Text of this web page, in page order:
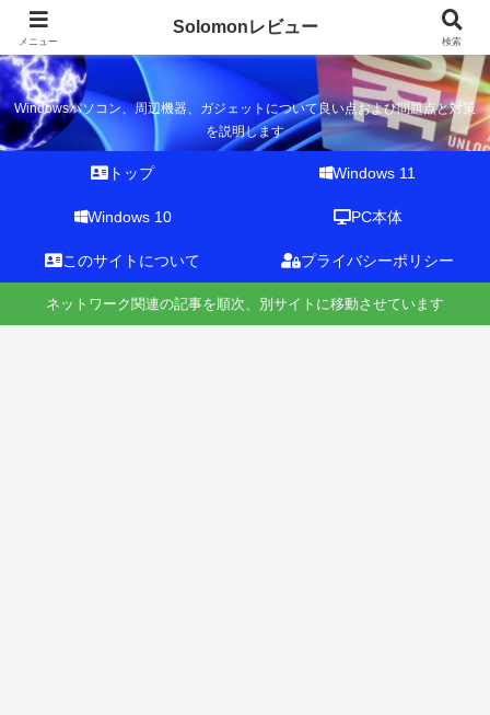
Solomonレビュー
Windowsパソコン、周辺機器、ガジェットについて良い点および問題点と対策
を説明します
トップ Windows 11
Windows 10 PC本体
このサイトについて プライバシーポリシー
ネットワーク関連の記事を順次、別サイトに移動させています
メニュー
Solomonレビュー
検索